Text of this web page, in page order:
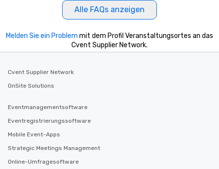
Alle FAQs anzeigen
Melden Sie ein Problem mit dem Profil Veranstaltungsortes an das
Cvent Supplier Network.
Cvent Supplier Network
OnSite Solutions
Eventmanagementsoftware
Eventregistrierungssoftware
Mobile Event-Apps
Strategic Meetings Management
Online-Umfragesoftware